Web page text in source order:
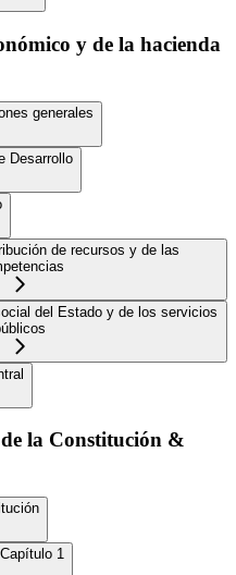
y de la hacienda
generales
Desarrollo
de recursos y de las
del Estado y de los servicios
la Constitución &
1